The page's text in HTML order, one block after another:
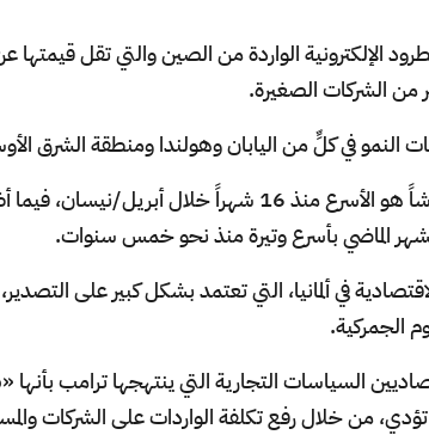
من الشركات الصغيرة.
في كلٍّ من اليابان وهولندا ومنطقة الشرق
وشهد نشاط التصنيع في الصين انكماشاً هو الأسرع منذ 16 شهراً خلال
الماضي بأسرع وتيرة منذ نحو خمس سنوات.
في ألمانيا، التي تعتمد بشكل كبير على
الجمركية.
السياسات التجارية التي ينتهجها ترامب
من خلال رفع تكلفة الواردات على الشركات